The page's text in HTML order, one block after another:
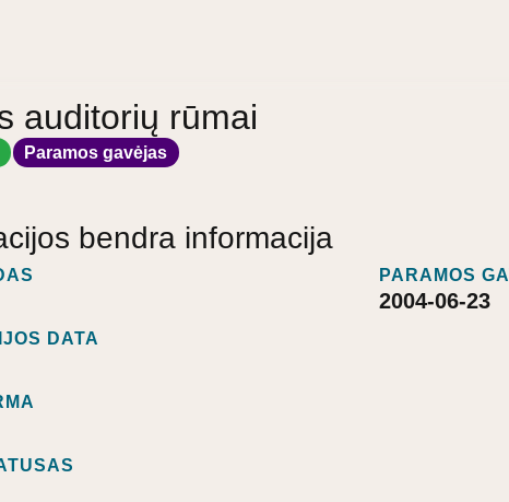
auditorių rūmai
Paramos gavėjas
bendra informacija
DATA
PARAMOS
2004-06-23